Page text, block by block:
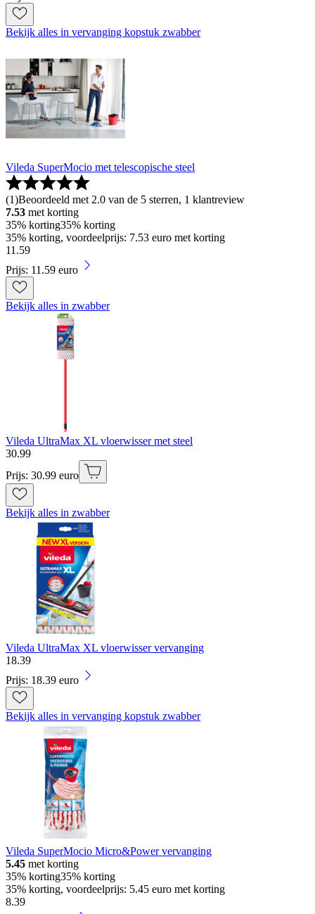
Bekijk alles in vervanging kopstuk zwabber
Vileda SuperMocio met telescopische steel
(1)Beoordeeld met 2.0 van de 5 sterren, 1 klantreview
7.53 met korting
35% korting35% korting
35% korting, voordeelprijs: 7.53 euro met korting
11 .59
Prijs: 11.59 euro
Bekijk alles in zwabber
Vileda UltraMax XL vloerwisser met steel
30.99
Prijs: 30.99 euro
Bekijk alles in zwabber
Vileda UltraMax XL vloerwisser vervanging
18.39
Prijs: 18.39 euro
Bekijk alles in vervanging kopstuk zwabber
Vileda SuperMocio Micro&Power vervanging
5.45 met korting
35% korting35% korting
35% korting, voordeelprijs: 5.45 euro met korting
8.39